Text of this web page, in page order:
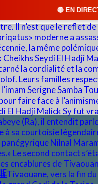
🔴 EN DIRECT : SUNUKER